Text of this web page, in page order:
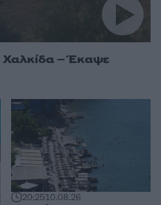
– Έκαψε
20:2510.08.26